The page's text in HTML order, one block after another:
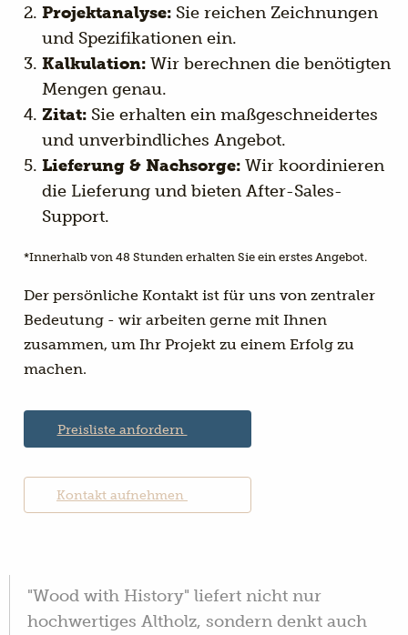
Projektanalyse: Sie reichen Zeichnungen
und Spezifikationen ein.
Kalkulation: Wir berechnen die benötigten
Mengen genau.
Zitat: Sie erhalten ein maßgeschneidertes
und unverbindliches Angebot.
Lieferung & Nachsorge: Wir koordinieren
die Lieferung und bieten After-Sales-
Support.
*Innerhalb von 48 Stunden erhalten Sie ein erstes Angebot.
Der persönliche Kontakt ist für uns von zentraler
Bedeutung - wir arbeiten gerne mit Ihnen
zusammen, um Ihr Projekt zu einem Erfolg zu
machen.
Preisliste anfordern
Kontakt aufnehmen
"Wood with History" liefert nicht nur
hochwertiges Altholz, sondern denkt auch